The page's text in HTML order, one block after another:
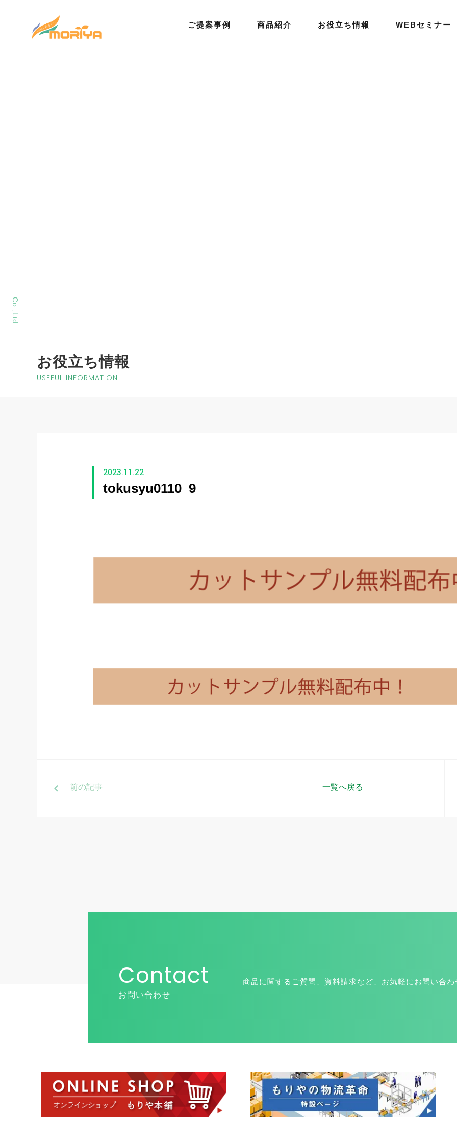
ご提案事例 商品紹介 お役立ち情報 WEBセミナー
Co.,Ltd.
お役立ち情報
USEFUL INFORMATION
2023.11.22
tokusyu0110_9
前の記事 一覧へ戻る
Contact
お問い合わせ
商品に関するご質問、資料請求など、お気軽にお問い合